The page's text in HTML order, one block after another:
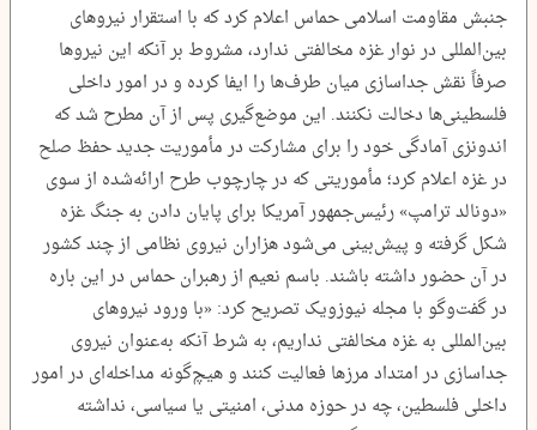
جنبش مقاومت اسلامی حماس اعلام کرد که با استقرار نیروهای
بین‌المللی در نوار غزه مخالفتی ندارد، مشروط بر آنکه این نیروها
صرفاً نقش جداسازی میان طرف‌ها را ایفا کرده و در امور داخلی
فلسطینی‌ها دخالت نکنند. این موضع‌گیری پس از آن مطرح شد که
اندونزی آمادگی خود را برای مشارکت در مأموریت جدید حفظ صلح
در غزه اعلام کرد؛ مأموریتی که در چارچوب طرح ارائه‌شده از سوی
«دونالد ترامپ» رئیس‌جمهور آمریکا برای پایان دادن به جنگ غزه
شکل گرفته و پیش‌بینی می‌شود هزاران نیروی نظامی از چند کشور
در آن حضور داشته باشند. باسم نعیم از رهبران حماس در این باره
در گفت‌وگو با مجله نیوزویک تصریح کرد: «با ورود نیروهای
بین‌المللی به غزه مخالفتی نداریم، به شرط آنکه به‌عنوان نیروی
جداسازی در امتداد مرزها فعالیت کنند و هیچ‌گونه مداخله‌ای در امور
داخلی فلسطین، چه در حوزه مدنی، امنیتی یا سیاسی، نداشته